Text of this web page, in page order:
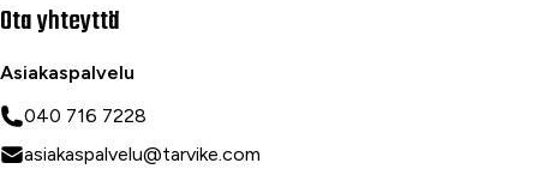
Ota yhteyttä
Asiakaspalvelu
040 716 7228
asiakaspalvelu@tarvike.com